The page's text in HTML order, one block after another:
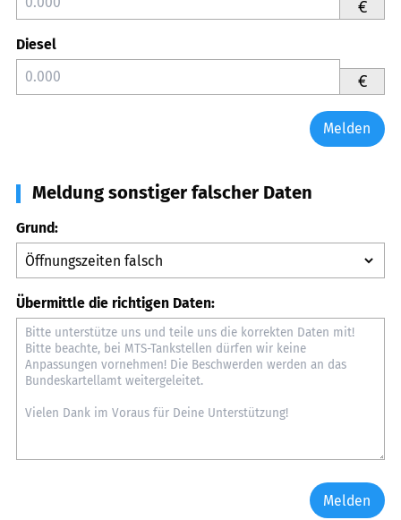
€
Diesel
€
Melden
Meldung sonstiger falscher Daten
Grund:
Übermittle die richtigen Daten:
Melden